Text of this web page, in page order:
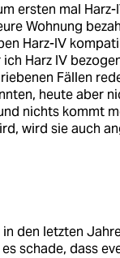
ersten mal
Wohnung
Harz-IV
Harz IV
Fällen
heute aber
nichts kommt
wird sie auch
den letzten
schade, dass